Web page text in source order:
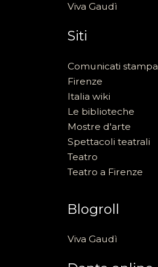
Viva Gaudì
Siti
Comunicati stampa
Firenze
Italia wiki
Le biblioteche
Mostre d'arte
Spettacoli teatrali
Teatro
Teatro a Firenze
Blogroll
Viva Gaudì